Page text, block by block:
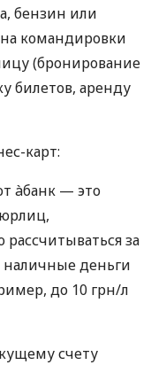
бензин или
командировки
(бронирование
билетов, аренду
карт:
àбанк — это
за
наличные деньги
до 10 грн/л
счету